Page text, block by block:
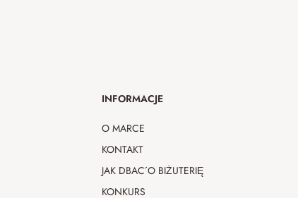
INFORMACJE
O MARCE
KONTAKT
JAK DBAĆ O BIŻUTERIĘ
KONKURS